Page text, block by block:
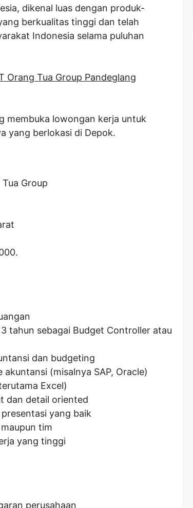
dikenal luas dengan produk-
berkualitas tinggi dan telah
Indonesia selama puluhan
Orang Tua Group Pandeglang
membuka lowongan kerja untuk
yang berlokasi di Depok.
Group
.
tahun sebagai Budget Controller atau
dan budgeting
(misalnya SAP, Oracle)
Excel)
dan detail oriented
yang baik
tim
yang tinggi
perusahaan